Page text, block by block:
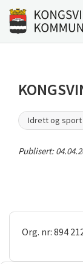
Til innhold
Gå til forsiden
Idrett og sport
Publisert:
Org. nr: 894